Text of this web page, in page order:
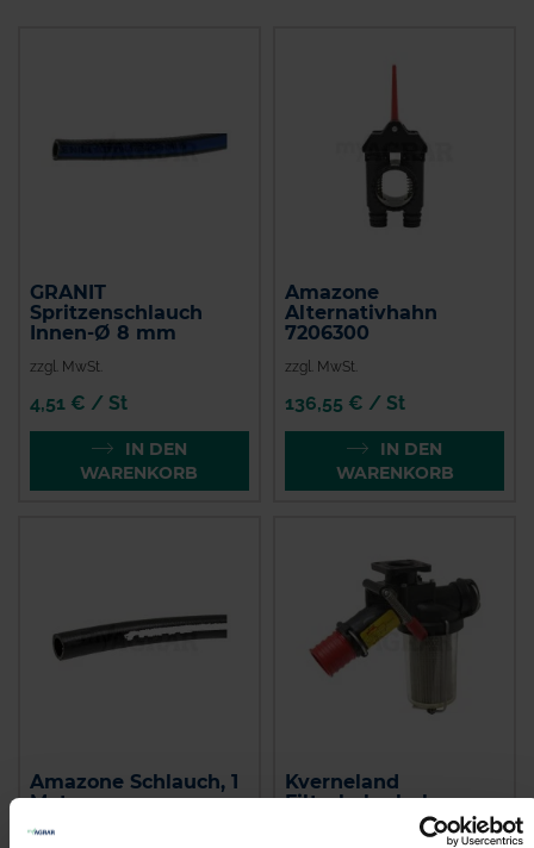
GRANIT
Spritzenschlauch
Innen-Ø 8 mm
zzgl. MwSt.
4,51 € / St
IN DEN
WARENKORB
Amazone
Alternativhahn
7206300
zzgl. MwSt.
136,55 € / St
IN DEN
WARENKORB
Amazone Schlauch, 1
Meter
zzgl. MwSt.
Kverneland
Filterhahn kpl.